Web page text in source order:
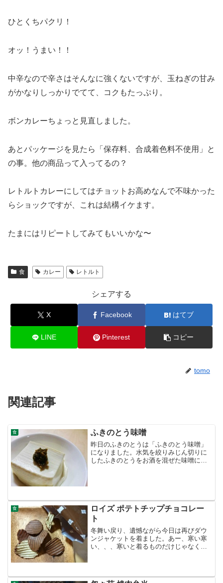
ひとくちパクリ！
オッ！うまい！！
中辛なので辛さはそんなに強くないですが、玉ねぎの甘み
がかなりしっかりでてて、コクもたっぷり。
ボンカレーちょっと見直しました。
あとパッケージを見たら「保存料、合成着色料不使用」と
の事。他の商品って入ってるの？
レトルトカレーにしてはチョットお高めなんで不味かった
らショックですが、これは結構イケます。
たまにはリピートしてみてもいいかな〜
食 カレー レトルト
シェアする
X Facebook はてブ
LINE Pinterest コピー
tomo
関連記事
食 ふきのとう味噌
昨日のふきのとうは「ふきのとう味噌」
になりました。水気を絞りみじん切りに
したふきのとうをお酒を混ぜた味噌に投
食
ロイズ ポテトチップチョコレー
ト
冬舞い戻り、遺憾ながら今日は再びダウ
ンジャケットを着ました。あー、寒い寒
い、、、寒いと着るものだけじゃなく食
も大好きな我が家ではA...